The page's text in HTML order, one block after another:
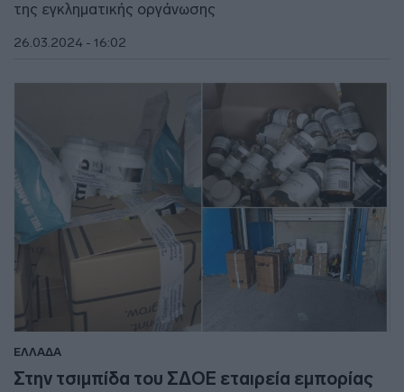
της εγκληματικής οργάνωσης
26.03.2024 - 16:02
ΕΛΛΑΔΑ
Στην τσιμπίδα του ΣΔΟΕ εταιρεία εμπορίας